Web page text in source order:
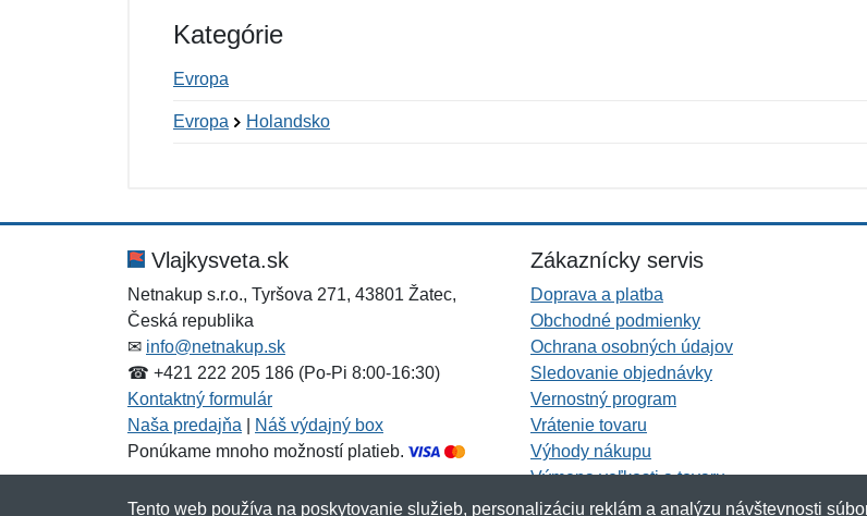
Kategórie
Evropa
Evropa Holandsko
Správa*
Správa*
Vlajkysveta.sk
Netnakup s.r.o., Tyršova 271, 43801 Žatec,
Česká republika
✉ info@netnakup.sk
☎ +421 222 205 186 (Po-Pi 8:00-16:30)
Kontaktný formulár
Naša predajňa
Náš výdajný box
Ponúkame mnoho možností platieb.
Zákaznícky servis
Doprava a platba
Obchodné podmienky
Ochrana osobných údajov
Sledovanie objednávky
Vernostný program
Vrátenie tovaru
Výhody nákupu
Výmena veľkosti a tovaru
Viac informácií...
Tento web používa na poskytovanie služieb, personalizáciu reklám a analýzu návštevnosti